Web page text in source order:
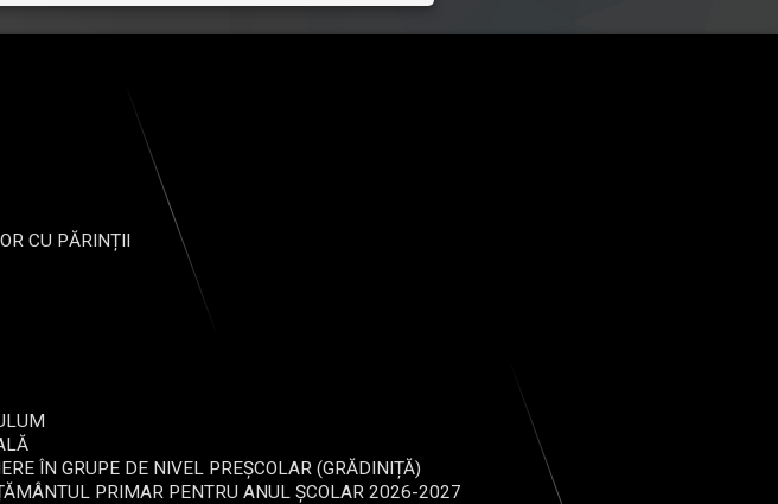
CU PĂRINȚII
ÎN GRUPE DE NIVEL PREȘCOLAR (GRĂDINIȚĂ)
PRIMAR PENTRU ANUL ȘCOLAR 2026-2027